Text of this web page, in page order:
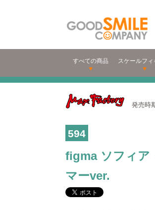
すべての商品 スケールフィ
発売時
594
figma ソフィア
マーver.